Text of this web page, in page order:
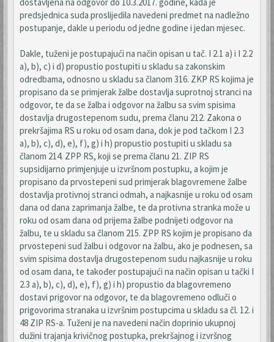
predsjednica suda proslijedila navedeni predmet na nadležno
postupanje, dakle u periodu od jedne godine i jedan mjesec.
Dakle, tuženi je postupajući na način opisan u tač. I 2.1 a) i I 2.2
a), b), c) i d) propustio postupiti u skladu sa zakonskim
odredbama, odnosno u skladu sa članom 316. ZKP RS kojima je
propisano da se primjerak žalbe dostavlja suprotnoj stranci na
odgovor, te da se žalba i odgovor na žalbu sa svim spisima
dostavlja drugostepenom sudu, prema članu 212. Zakona o
prekršajima RS u roku od osam dana, dok je pod tačkom I 2.3
a), b), c), d), e), f), g) i h) propustio postupiti u skladu sa
članom 214. ZPP RS, koji se prema članu 21. ZIP RS
supsidijarno primjenjuje u izvršnom postupku, a kojim je
propisano da prvostepeni sud primjerak blagovremene žalbe
dostavlja protivnoj stranci odmah, a najkasnije u roku od osam
dana od dana zaprimanja žalbe, te da protivna stranka može u
roku od osam dana od prijema žalbe podnijeti odgovor na
žalbu, te u skladu sa članom 215. ZPP RS kojim je propisano da
prvostepeni sud žalbu i odgovor na žalbu, ako je podnesen, sa
svim spisima dostavlja drugostepenom sudu najkasnije u roku
od osam dana, te također postupajući na način opisan u tački I
2.3 a), b), c), d), e), f), g) i h) propustio da blagovremeno
dostavi prigovor na odgovor, te da blagovremeno odluči o
prigovorima stranaka u izvršnim postupcima u skladu sa čl. 12. i
48 ZIP RS-a. Tuženi je na navedeni način doprinio ukupnoj
dužini trajanja krivičnog postupka, prekršajnog i izvršnog